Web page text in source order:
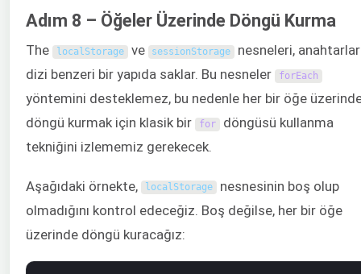
Adım 8 – Öğeler Üzerinde Döngü Kurma
The localStorage ve sessionStorage
nesneleri,
dizi benzeri bir yapıda saklar. Bu nesneler
forEach
yöntemini desteklemez, bu nedenle her bir öğe
döngü kurmak için klasik bir
for döngüsü kullanma
tekniğini izlememiz gerekecek.
Aşağıdaki örnekte, localStorage nesnesinin boş olup
olmadığını kontrol edeceğiz. Boş değilse, her bir öğe
üzerinde döngü kuracağız: